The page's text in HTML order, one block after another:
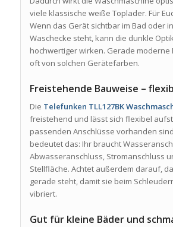
viele klassische weiße Toplader. Für
Wenn das Gerät sichtbar im Bad oder
Waschecke steht, kann die dunkle
hochwertiger wirken. Gerade
oft von solchen Gerätefarben.
Freistehende Bauweise –
Die Telefunken TLL127BK
freistehend und lässt sich flexibel
passenden Anschlüsse vorhanden
bedeutet das: Ihr braucht
Abwasseranschluss, Stromanschluss
Stellfläche. Achtet außerdem darauf,
gerade steht, damit sie beim
vibriert.
Gut für kleine Bäder und